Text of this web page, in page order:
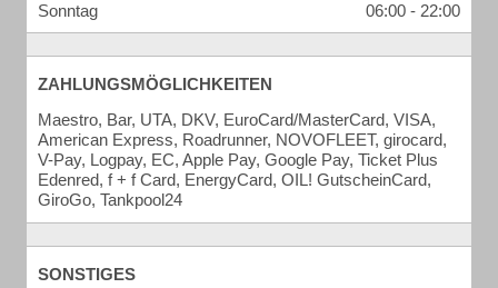
Sonntag
06:00 - 22:00
ZAHLUNGSMÖGLICHKEITEN
Maestro, Bar, UTA, DKV, EuroCard/MasterCard, VISA,
American Express, Roadrunner, NOVOFLEET, girocard,
V-Pay, Logpay, EC, Apple Pay, Google Pay, Ticket Plus
Edenred, f + f Card, EnergyCard, OIL! GutscheinCard,
GiroGo, Tankpool24
SONSTIGES